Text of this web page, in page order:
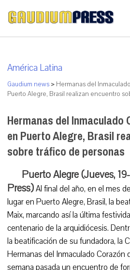
América Latina
Gaudium news > Hermanas del
Puerto Alegre, Brasil realizan encuentro
Hermanas del Inmaculado
en Puerto Alegre, Brasil
sobre tráfico de personas
Puerto Alegre (Jueves,
Press)Al final del año, en el mes
lugar en Puerto Alegre, Brasil, la
Maix, marcando así la última
centenario de la arquidiócesis.
la beatificación de su fundadora, la
Hermanas del Inmaculado Corazón
semana pasada un encuentro de